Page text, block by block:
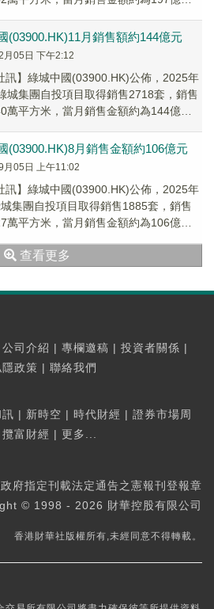
(03900.HK)11月銷售額約144億元
月05日 下午2:12
訊】綠城中國(03900.HK)公佈，2025年
城集團自投項目取得銷售2718套，銷售
萬平方米，當月銷售金額約為144億元
(03900.HK)8月銷售金額約106億元
月05日 上午11:02
訊】綠城中國(03900.HK)公佈，2025年
集團自投項目取得銷售1885套，銷售
萬平方米，當月銷售金額約為106億元
查看更多
公司介紹 | 專欄邀稿 | 投資者關係 |
隱政策 | 聯絡我們
| 新時空 | 時代財經 | 證券市場周
攬富財經 | 更多...
府指定刊載法定通告之憲報刊登報章
© 1998 - 2026 財華控股有限公司
香港財華社版權所有,未經同意不得轉載。